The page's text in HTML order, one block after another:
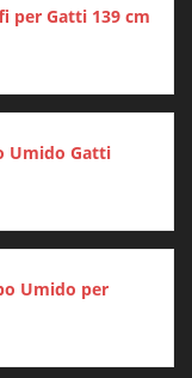
per Gatti 139 cm
Umido Gatti
Umido per